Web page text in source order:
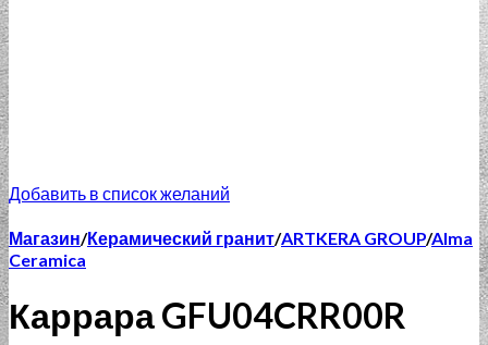
Добавить в список желаний
Магазин/Керамический гранит/ARTKERA GROUP/Alma
Ceramica
Каррара GFU04CRR00R